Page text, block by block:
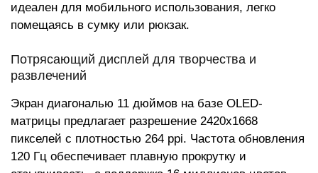
идеален для мобильного использования, легко
помещаясь в сумку или рюкзак.
Потрясающий дисплей для творчества и
развлечений
Экран диагональю 11 дюймов на базе OLED-
матрицы предлагает разрешение 2420x1668
пикселей с плотностью 264 ppi. Частота обновления
120 Гц обеспечивает плавную прокрутку и